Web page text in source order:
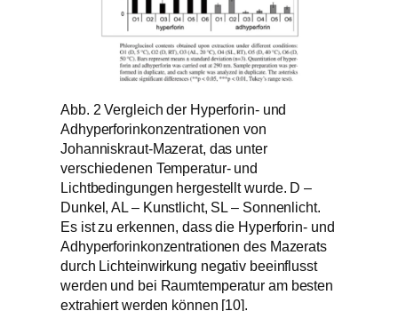
Abb. 2 Vergleich der Hyperforin- und
Adhyperforinkonzentrationen von
Johanniskraut-Mazerat, das unter
verschiedenen Temperatur- und
Lichtbedingungen hergestellt wurde. D –
Dunkel, AL – Kunstlicht, SL – Sonnenlicht.
Es ist zu erkennen, dass die Hyperforin- und
Adhyperforinkonzentrationen des Mazerats
durch Lichteinwirkung negativ beeinflusst
werden und bei Raumtemperatur am besten
extrahiert werden können [10].